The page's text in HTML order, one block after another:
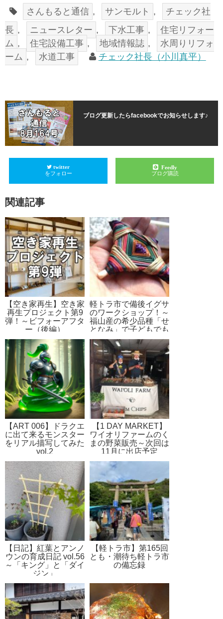
さんもると通信 , サンモルト ,
チェック社
長 , ニュースレター , 下水工事 ,
住宅リフォー
ム , 住宅設備工事 , 地域情報誌 ,
水周りリフォ
ーム , 水道工事 チェック社長（小川真平）
ブログ更新したらfacebookでお知らせします♪
twitter
をフォロー
Feedly
ブログ購読
関連記事
【空き家再生】空き家
再生プロジェクト第9
弾！～ビフォーアフタ
ー（後編）
軽トラ市で備後イグサ
のワークショップ！～
福山産の希少品種「せ
となみ」で子どもでも
作れて日常使いができ
る鍋敷きをつくろう！
【ART 006】ドラクエ
に出て来るモンスター
をリアル描写してみた
vol.2
【1 DAY MARKET】
ワイオリファームのく
まの野菜販売～次回は
11月に出店予定
【日記】紅葉とアンノ
ウンの育成日記 vol.56
～「キング」と「ダイ
ジン」
【軽トラ市】第165回
とも・潮待ち軽トラ市
の備忘録